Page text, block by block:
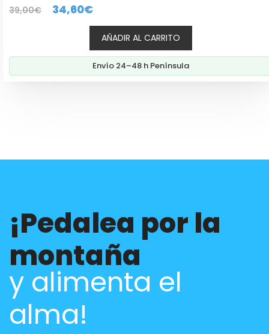
39,00€
El
era:
39,00€.
34,60€El
precio
actual
es:
34,60€.
AÑADIR AL CARRITO
Envío 24–48 h Península
¡Pedalea por la
montaña
y alimenta el
alma!